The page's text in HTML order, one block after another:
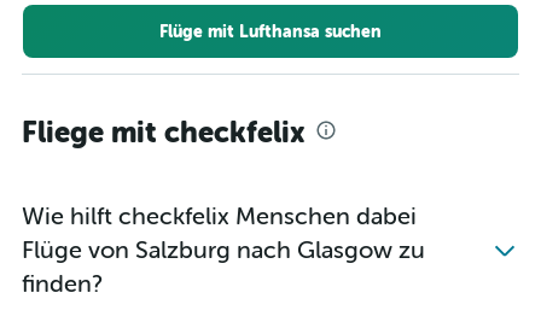
Flüge mit Lufthansa suchen
Fliege mit checkfelix
Wie hilft checkfelix Menschen dabei
Flüge von Salzburg nach Glasgow zu
finden?